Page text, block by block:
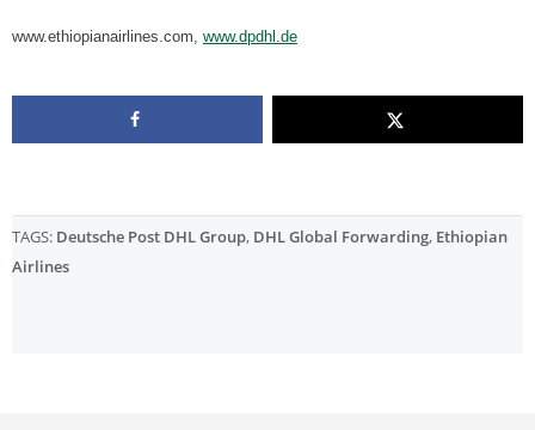
www.ethiopianairlines.com, www.dpdhl.de
TAGS: Deutsche Post DHL Group, DHL Global Forwarding, Ethiopian
Airlines